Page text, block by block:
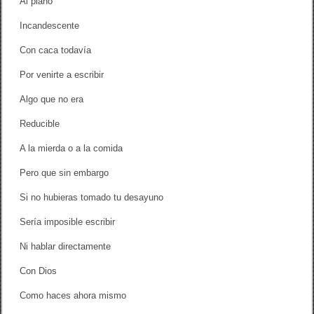
Incandescente
Con caca todavía
Por venirte a escribir
Algo que no era
Reducible
A la mierda o a la comida
Pero que sin embargo
Si no hubieras tomado tu desayuno
Sería imposible escribir
Ni hablar directamente
Con Dios
Como haces ahora mismo